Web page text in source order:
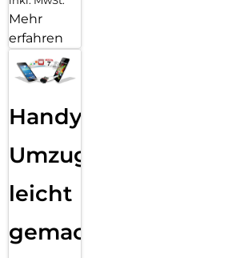
Mehr
erfahren
Handy
Umzug
leicht
gemacht!